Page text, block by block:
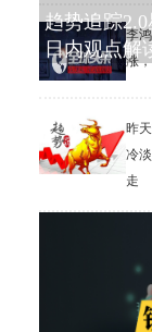
李
涨
昨
冷
走
趋势追踪
日内观点解
这个时代节
李鸿彬：8.6